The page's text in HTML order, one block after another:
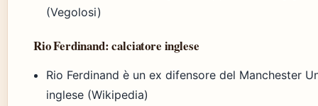
(Vegolosi)
Rio Ferdinand: calciatore inglese
Rio Ferdinand è un ex difensore del Manchester
inglese (Wikipedia)